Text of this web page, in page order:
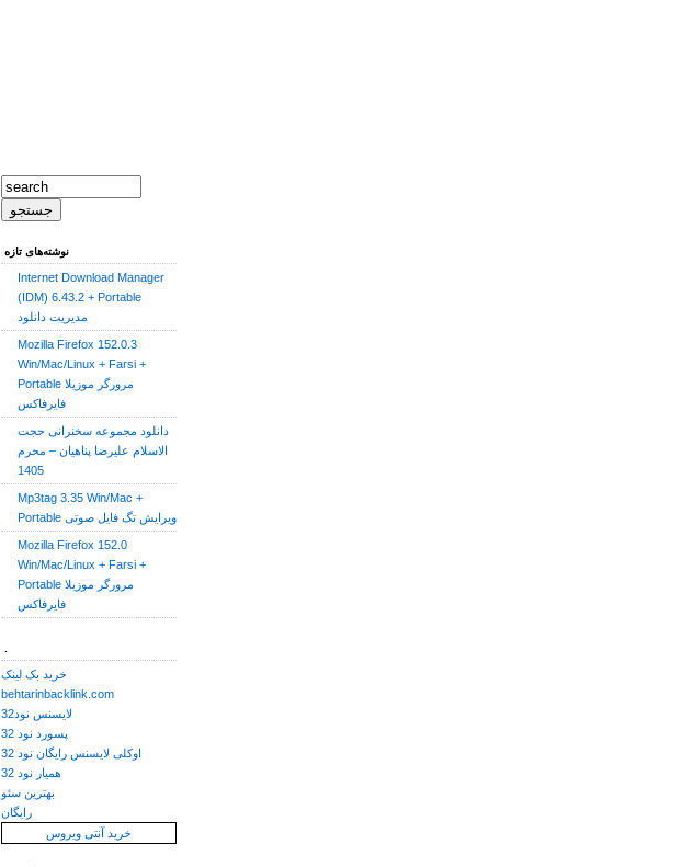
نوشته‌های تازه
Internet Download Manager
(IDM) 6.43.2 + Portable
مدیریت دانلود
Mozilla Firefox 152.0.3
Win/Mac/Linux + Farsi +
Portable مرورگر موزیلا
فایرفاکس
دانلود مجموعه سخنرانی حجت
الاسلام علیرضا پناهیان – محرم
1405
Mp3tag 3.35 Win/Mac +
Portable ویرایش تگ فایل صوتی
Mozilla Firefox 152.0
Win/Mac/Linux + Farsi +
Portable مرورگر موزیلا
فایرفاکس
خرید بک لینک
behtarinbacklink.com
لایسنس نود32
پسورد نود 32
اوکلی لایسنس رایگان نود 32
همیار نود 32
بهترین سئو
رایگان
خرید آنتی ویروس